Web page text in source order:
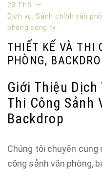
23 Th5
Dịch vụ, Sảnh chính văn
phòng công ty
THIẾT KẾ VÀ THI
PHÒNG,
Giới Thiệu
Thi Công Sảnh
Backdrop
Chúng tôi chuyên
công sảnh văn phòng,